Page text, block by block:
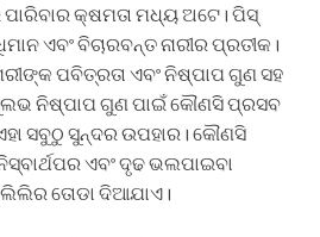
କ୍ଷମତା ମଧ୍ୟ ଅଟେ। ପିସ୍
ଏବଂ ବିଚାରବନ୍ତ ନାରୀର ପ୍ରତୀକ।
ପବିତ୍ରତା ଏବଂ ନିଷ୍ପାପ ଗୁଣ ସହ
ନିଷ୍ପାପ ଗୁଣ ପାଇଁ କୌଣସି ପ୍ରସବ
ସବୁଠୁ ସୁନ୍ଦର ଉପହାର। କୌଣସି
ଏବଂ ଦୃଢ ଭଲପାଇବା
ତୋଡା ଦିଆଯାଏ।